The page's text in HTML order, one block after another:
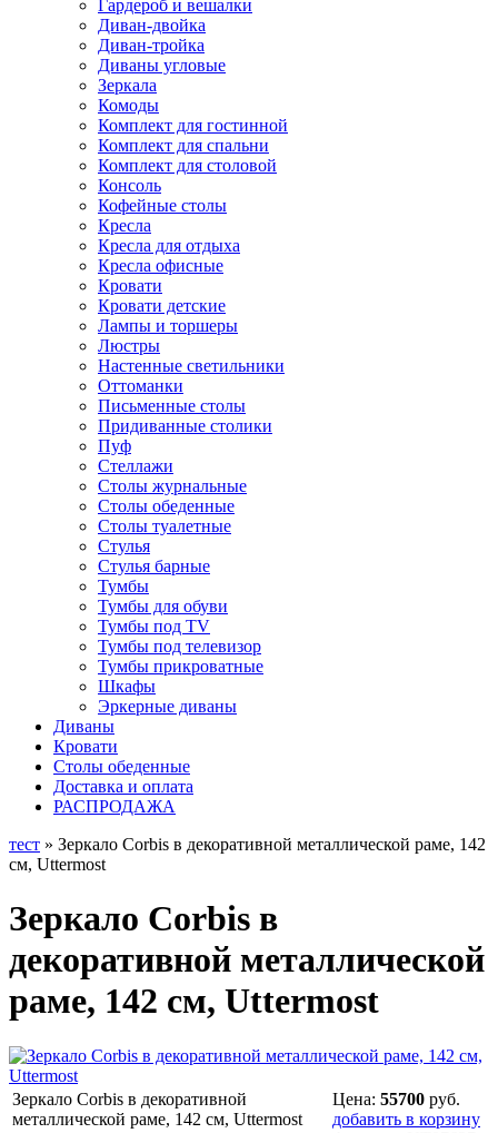
Гардероб и вешалки
Диван-двойка
Диван-тройка
Диваны угловые
Зеркала
Комоды
Комплект для гостинной
Комплект для спальни
Комплект для столовой
Консоль
Кофейные столы
Кресла
Кресла для отдыха
Кресла офисные
Кровати
Кровати детские
Лампы и торшеры
Люстры
Настенные светильники
Оттоманки
Письменные столы
Придиванные столики
Пуф
Стеллажи
Столы журнальные
Столы обеденные
Столы туалетные
Стулья
Стулья барные
Тумбы
Тумбы для обуви
Тумбы под TV
Тумбы под телевизор
Тумбы прикроватные
Шкафы
Эркерные диваны
Диваны
Кровати
Столы обеденные
Доставка и оплата
РАСПРОДАЖА
тест » Зеркало Corbis в декоративной металлической раме, 142
см, Uttermost
Зеркало Corbis в
декоративной металлической
раме, 142 см, Uttermost
Зеркало Corbis в декоративной
металлической раме, 142 см, Uttermost
Цена: 55700 руб.
добавить в корзину